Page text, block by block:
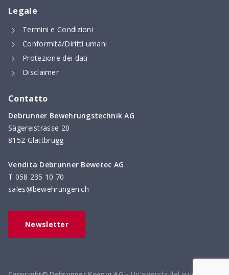
Legale
Termini e Condizioni
Conformità/Diritti umani
Protezione dei dati
Disclaimer
Contatto
Debrunner Bewehrungstechnik AG
Sägereistrasse 20
8152 Glattbrugg
Vendita Debrunner Bewetec AG
T 058 235 10 70
sales@bewehrungen.ch
Newsletter